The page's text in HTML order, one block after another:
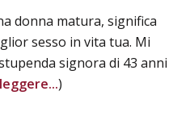
donna matura, significa
sesso in vita tua. Mi
signora di 43 anni
)